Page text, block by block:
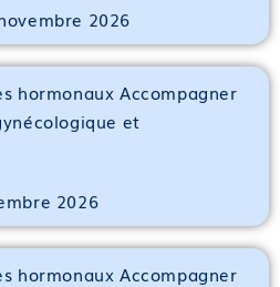
2026
hormonaux Accompagner
et
2026
hormonaux Accompagner